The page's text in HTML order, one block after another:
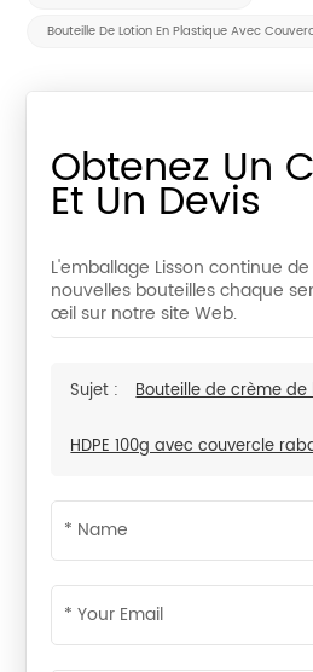
Bouteille De Lotion En Plastique Avec
Obtenez Un
Et Un Devis
L'emballage Lisson continue
nouvelles bouteilles chaque
œil sur notre site Web.
Sujet : Bouteille de crème
HDPE 100g avec couvercle